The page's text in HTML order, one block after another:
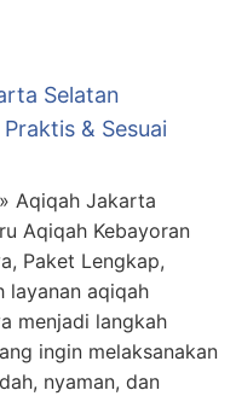
Selatan
& Sesuai
Aqiqah Jakarta
Aqiqah Kebayoran
Paket Lengkap,
layanan aqiqah
menjadi langkah
ingin melaksanakan
nyaman, dan